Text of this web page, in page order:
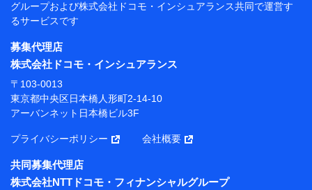
当社
株式会社NTTドコモ・フィナンシャルグループ
【利用目的】
当社または株式会社NTTドコモ・フィナンシャルグルー
プが提供する保険関連サービスにおけるユーザー登録受
付および管理のため
当社または株式会社NTTドコモ・フィナンシャルグルー
携会社の保険その他に関する情報を提供するため、また
維持管理等の委託業務遂行のため、またそれらに付帯、
関連する当社または株式会社NTTドコモ・フィナンシャ
ルグループおよび提携会社のサービスを案内、提供する
グループおよび株式会社ドコモ・インシュアランス共同で運営す
るサービスです
募集代理店
株式会社ドコモ・インシュアランス
〒103-0013
東京都中央区日本橋人形町2-14-10
アーバンネット日本橋ビル3F
プライバシーポリシー 会社概要
共同募集代理店
株式会社NTTドコモ・フィナンシャルグループ